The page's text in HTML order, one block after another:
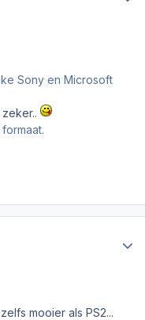
Sony en Microsoft
mooier als PS2...